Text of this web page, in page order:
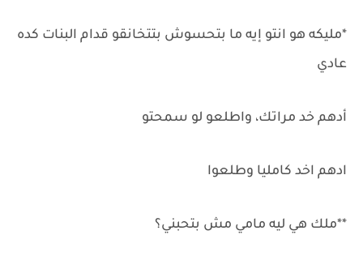
*مليكه هو انتو إيه ما بتحسوش بتتخانقو قدام البنات كده
عادي
أدهم خد مراتك، واطلعو لو سمحتو
ادهم اخد كامليا وطلعوا
**ملك هي ليه مامي مش بتحبني؟